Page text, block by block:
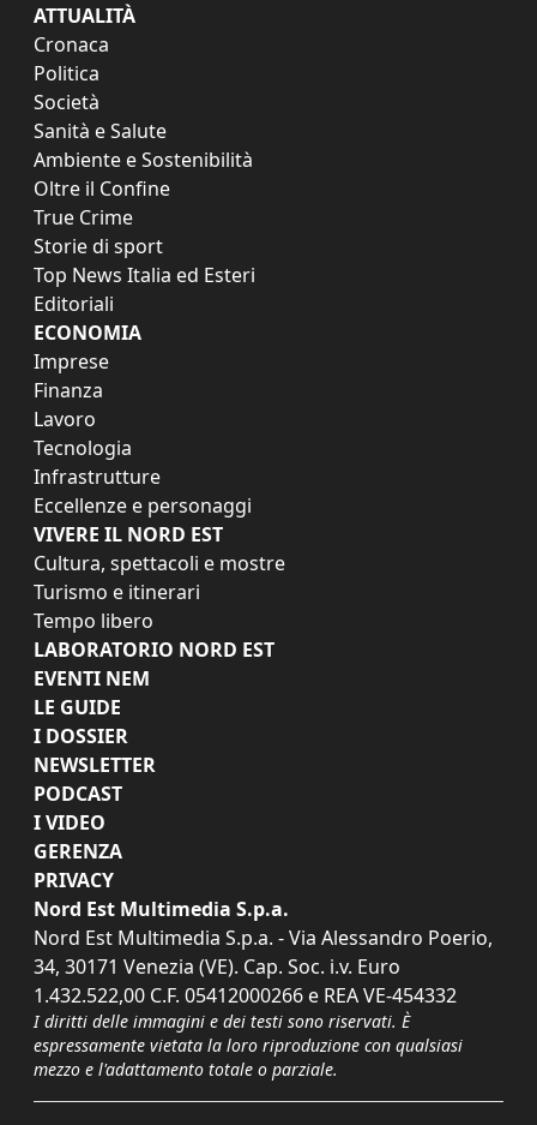
ATTUALITÀ
Cronaca
Politica
Società
Sanità e Salute
Ambiente e Sostenibilità
Oltre il Confine
True Crime
Storie di sport
Top News Italia ed Esteri
Editoriali
ECONOMIA
Imprese
Finanza
Lavoro
Tecnologia
Infrastrutture
Eccellenze e personaggi
VIVERE IL NORD EST
Cultura, spettacoli e mostre
Turismo e itinerari
Tempo libero
LABORATORIO NORD EST
EVENTI NEM
LE GUIDE
I DOSSIER
NEWSLETTER
PODCAST
I VIDEO
GERENZA
PRIVACY
Nord Est Multimedia S.p.a.
Nord Est Multimedia S.p.a. - Via Alessandro Poerio,
34, 30171 Venezia (VE). Cap. Soc. i.v. Euro
1.432.522,00 C.F. 05412000266 e REA VE-454332
I diritti delle immagini e dei testi sono riservati. È
espressamente vietata la loro riproduzione con qualsiasi
mezzo e l'adattamento totale o parziale.